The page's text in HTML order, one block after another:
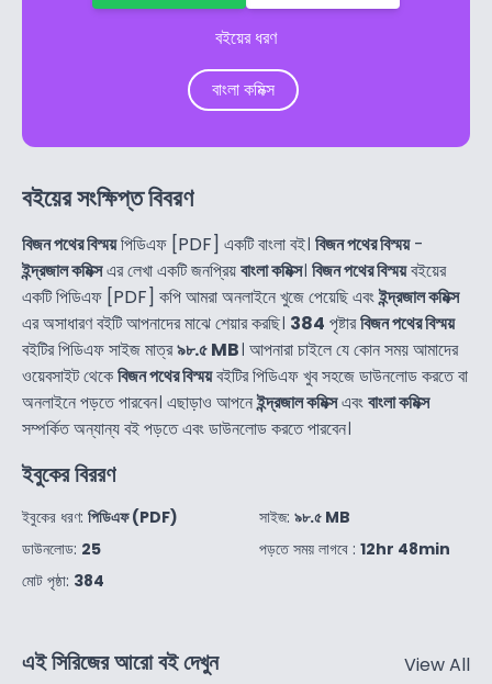
বইয়ের ধরণ
বাংলা কমিক্স
বইয়ের সংক্ষিপ্ত বিবরণ
বিজন পথের বিস্ময়পিডিএফ [PDF] একটি বাংলা বই। বিজন পথের বিস্ময়-
ইন্দ্রজাল কমিক্সএর লেখা একটি জনপ্রিয়বাংলা কমিক্স। বিজন পথের বিস্ময়বইয়ের
একটি পিডিএফ [PDF] কপি আমরা অনলাইনে খুজে পেয়েছি এবংইন্দ্রজাল কমিক্স
এর অসাধারণ বইটি আপনাদের মাঝে শেয়ার করছি। 384 পৃষ্টারবিজন পথের বিস্ময়
বইটির পিডিএফ সাইজ মাত্র৯৮.৫ MB। আপনারা চাইলে যে কোন সময় আমাদের
ওয়েবসাইট থেকেবিজন পথের বিস্ময়বইটির পিডিএফ খুব সহজে ডাউনলোড করতে বা
অনলাইনে পড়তে পারবেন। এছাড়াও আপনেইন্দ্রজাল কমিক্সএবংবাংলা কমিক্স
সম্পর্কিত অন্যান্য বই পড়তে এবং ডাউনলোড করতে পারবেন।
ইবুকের বিররণ
ইবুকের ধরণ: পিডিএফ (PDF)
ডাউনলোড: 25
মোট পৃষ্ঠা: 384
সাইজ: ৯৮.৫ MB
পড়তে সময় লাগবে : 12hr 48min
এই সিরিজের আরো বই দেখুন View All